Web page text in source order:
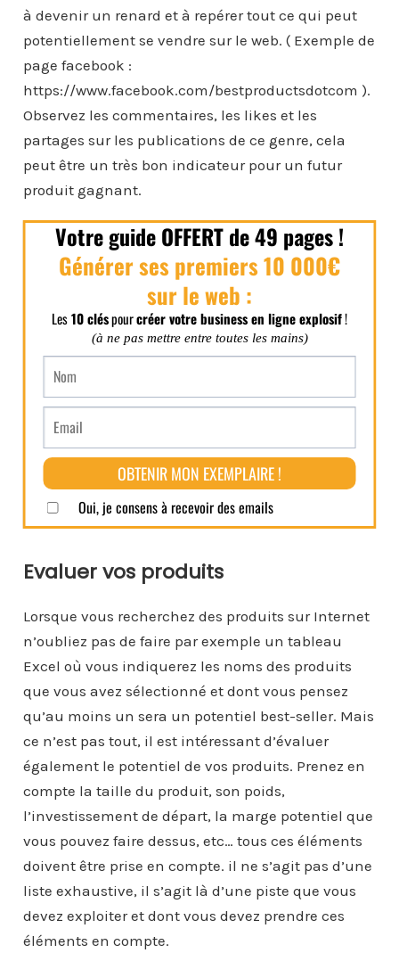
à devenir un renard et à repérer tout ce qui peut
potentiellement se vendre sur le web. ( Exemple de
page facebook :
https://www.facebook.com/bestproductsdotcom ).
Observez les commentaires, les likes et les
partages sur les publications de ce genre, cela
peut être un très bon indicateur pour un futur
produit gagnant.
Evaluer vos produits
Lorsque vous recherchez des produits sur Internet
n’oubliez pas de faire par exemple un tableau
Excel où vous indiquerez les noms des produits
que vous avez sélectionné et dont vous pensez
qu’au moins un sera un potentiel best-seller. Mais
ce n’est pas tout, il est intéressant d’évaluer
également le potentiel de vos produits. Prenez en
compte la taille du produit, son poids,
l’investissement de départ, la marge potentiel que
vous pouvez faire dessus, etc… tous ces éléments
doivent être prise en compte. il ne s’agit pas d’une
liste exhaustive, il s’agit là d’une piste que vous
devez exploiter et dont vous devez prendre ces
éléments en compte.